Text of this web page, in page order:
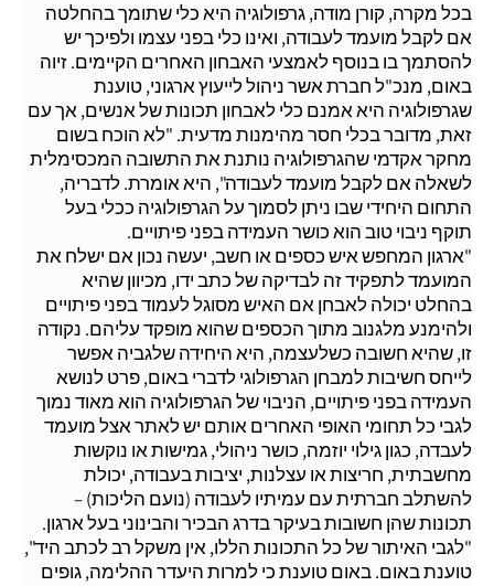
בכל מקרה, קורן מודה, גרפולוגיה היא כלי שתומך בהחלטה
אם לקבל מועמד לעבודה, ואינו כלי בפני עצמו ולפיכך יש
להסתמך בו בנוסף לאמצעי האבחון האחרים הקיימים. זיוה
באום, מנכ"ל חברת אשר ניהול לייעוץ ארגוני, טוענת
שגרפולוגיה היא אמנם כלי לאבחון תכונות של אנשים, אך עם
זאת, מדובר בכלי חסר מהימנות מדעית. "לא הוכח בשום
מחקר אקדמי שהגרפולוגיה נותנת את התשובה המכסימלית
לשאלה אם לקבל מועמד לעבודה", היא אומרת. לדבריה,
התחום היחידי שבו ניתן לסמוך על הגרפולוגיה ככלי בעל
תוקף ניבוי טוב הוא כושר העמידה בפני פיתויים.
"ארגון המחפש איש כספים או חשב, יעשה נכון אם ישלח את
המועמד לתפקיד זה לבדיקה של כתב ידו, מכיוון שהיא
בהחלט יכולה לאבחן אם האיש מסוגל לעמוד בפני פיתויים
ולהימנע מלגנוב מתוך הכספים שהוא מופקד עליהם. נקודה
זו, שהיא חשובה כשלעצמה, היא היחידה שלגביה אפשר
לייחס חשיבות למבחן הגרפולוגי לדברי באום, פרט לנושא
העמידה בפני פיתויים, הניבוי של הגרפולוגיה הוא מאוד נמוך
לגבי כל תחומי האופי האחרים אותם יש לאתר אצל מועמד
לעבדה, כגון גילוי יוזמה, כושר ניהולי, גמישות או נוקשות
מחשבתית, חריצות או עצלנות, יציבות בעבודה, יכולת
להשתלב חברתית עם עמיתיו לעבודה (נועם הליכות) –
תכונות שהן חשובות בעיקר בדרג הבכיר והבינוני בעל ארגון.
"לגבי האיתור של כל התכונות הללו, אין משקל רב לכתב היד",
טוענת באום. באום טוענת כי למרות היעדר ההלימה, גופים